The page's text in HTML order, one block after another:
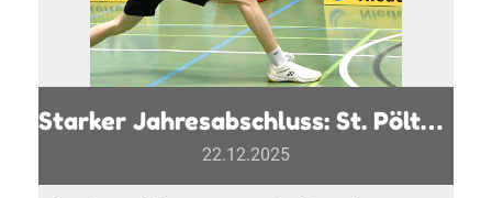
Starker Jahresabschluss: St. Pölten rückt nach Krimi auf Rang sechs vor
22.12.2025